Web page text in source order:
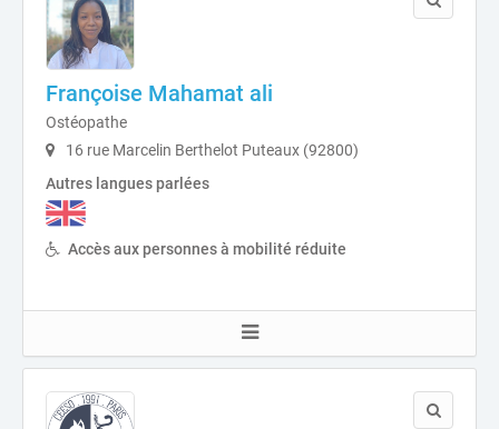
Françoise Mahamat ali
Ostéopathe
16 rue Marcelin Berthelot Puteaux (92800)
Autres langues parlées
Accès aux personnes à mobilité réduite